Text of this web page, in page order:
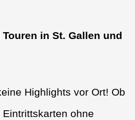
in St. Gallen und
Highlights vor Ort! Ob
ohne